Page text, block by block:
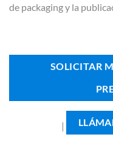
de packaging y la
SOLICITAR
|